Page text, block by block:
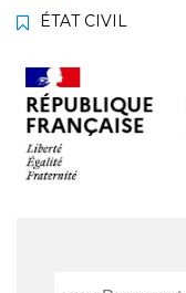
ÉTAT CIVIL